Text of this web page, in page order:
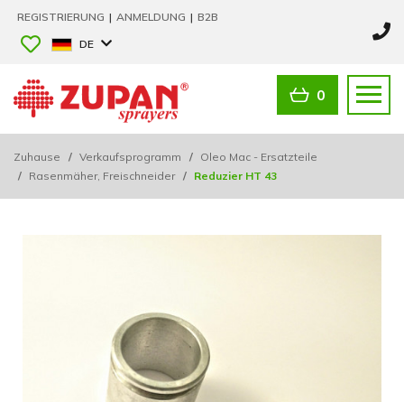
REGISTRIERUNG | ANMELDUNG | B2B
DE
0
Zuhause / Verkaufsprogramm / Oleo Mac - Ersatzteile
/ Rasenmäher, Freischneider / Reduzier HT 43